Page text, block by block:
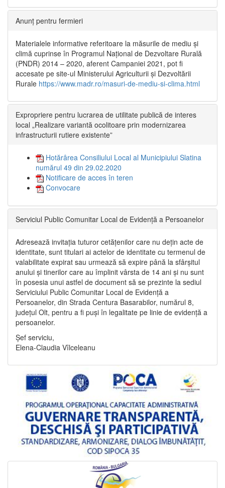
Anunț pentru fermieri
Materialele informative referitoare la măsurile de mediu și
climă cuprinse în Programul Național de Dezvoltare Rurală
(PNDR) 2014 – 2020, aferent Campaniei 2021, pot fi
accesate pe site-ul Ministerului Agriculturii și Dezvoltării
Rurale https://www.madr.ro/masuri-de-mediu-si-clima.html
Expropriere pentru lucrarea de utilitate publică de interes
local „Realizare variantă ocolitoare prin modernizarea
infrastructurii rutiere existente”
Hotărârea Consiliului Local al Municipiului Slatina
numărul 49 din 29.02.2020
Notificare de acces în teren
Convocare
Serviciul Public Comunitar Local de Evidență a Persoanelor
Adresează invitația tuturor cetățenilor care nu dețin acte de
identitate, sunt titulari ai actelor de identitate cu termenul de
valabilitate expirat sau urmează să expire până la sfârșitul
anului și tinerilor care au împlinit vârsta de 14 ani și nu sunt
în posesia unui astfel de document să se prezinte la sediul
Serviciului Public Comunitar Local de Evidență a
Persoanelor, din Strada Centura Basarabilor, numărul 8,
județul Olt, pentru a fi puși în legalitate pe linie de evidență a
persoanelor.
Șef serviciu,
Elena-Claudia Vîlceleanu